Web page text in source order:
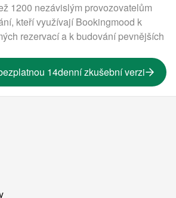
1200 nezávislým provozovatelům
kteří využívají Bookingmood k
rezervací a k budování pevnějších
14denní zkušební verzi